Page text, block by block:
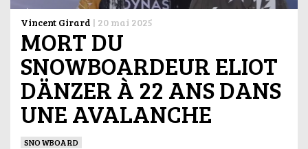
Vincent Girard | 20 mai 2025
MORT DU
SNOWBOARDEUR ELIOT
DÄNZER À 22 ANS DANS
UNE AVALANCHE
SNOWBOARD